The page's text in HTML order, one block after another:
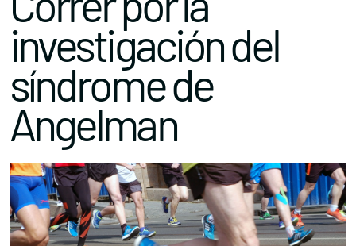
investigación del
síndrome de
Angelman